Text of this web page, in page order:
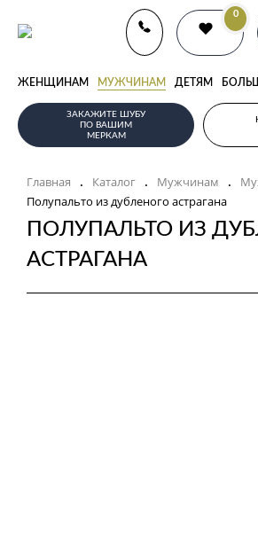
0
ЖЕНЩИНАМ МУЖЧИНАМ ДЕТЯМ
ЗАКАЖИТЕ ШУБУ
ПО ВАШИМ
МЕРКАМ
Главная . Каталог . Мужчинам .
Полупальто из дубленого астрагана
ПОЛУПАЛЬТО ИЗ
АСТРАГАНА